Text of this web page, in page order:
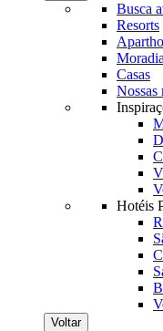
Busca
Resorts
Casas
Nossas
Hotéis
Voltar